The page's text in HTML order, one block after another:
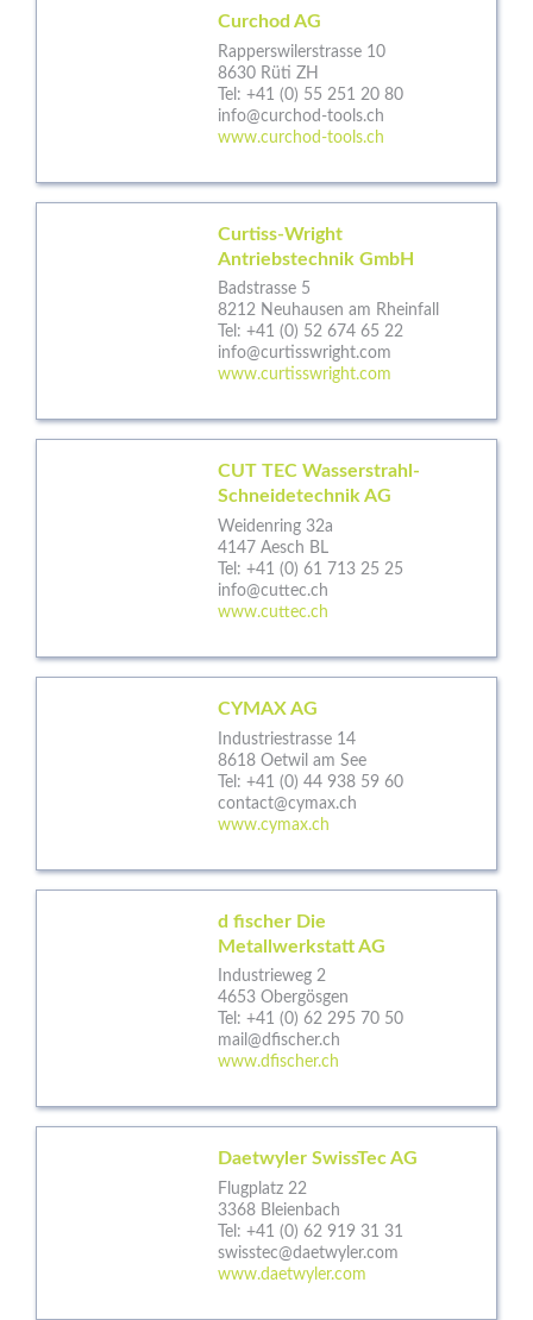
Curchod AG
Rapperswilerstrasse 10
8630 Rüti ZH
Tel: +41 (0) 55 251 20 80
info@curchod-tools.ch
www.curchod-tools.ch
Curtiss-Wright
Antriebstechnik GmbH
Badstrasse 5
8212 Neuhausen am Rheinfall
Tel: +41 (0) 52 674 65 22
info@curtisswright.com
www.curtisswright.com
CUT TEC Wasserstrahl-
Schneidetechnik AG
Weidenring 32a
4147 Aesch BL
Tel: +41 (0) 61 713 25 25
info@cuttec.ch
www.cuttec.ch
CYMAX AG
Industriestrasse 14
8618 Oetwil am See
Tel: +41 (0) 44 938 59 60
contact@cymax.ch
www.cymax.ch
d fischer Die
Metallwerkstatt AG
Industrieweg 2
4653 Obergösgen
Tel: +41 (0) 62 295 70 50
mail@dfischer.ch
www.dfischer.ch
Daetwyler SwissTec AG
Flugplatz 22
3368 Bleienbach
Tel: +41 (0) 62 919 31 31
swisstec@daetwyler.com
www.daetwyler.com